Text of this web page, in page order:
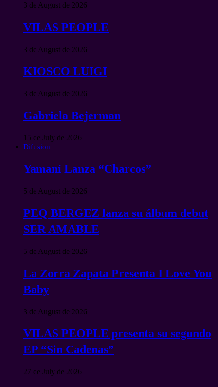
3 de August de 2026
VILAS PEOPLE
3 de August de 2026
KIOSCO LUIGI
3 de August de 2026
Gabriela Bejerman
15 de July de 2026
Difusion
Yamaní Lanza “Charcos”
5 de August de 2026
PEQ BERGEZ lanza su álbum debut
SER AMABLE
5 de August de 2026
La Zorra Zapata Presenta I Love You
Baby
3 de August de 2026
VILAS PEOPLE presenta su segundo
EP “Sin Cadenas”
27 de July de 2026